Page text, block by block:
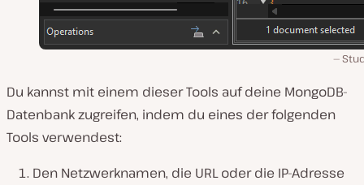
Du kannst mit einem dieser Tools auf deine MongoDB-
Datenbank zugreifen, indem du eines der folgenden
Tools verwendest:
Den Netzwerknamen, die URL oder die IP-Adresse